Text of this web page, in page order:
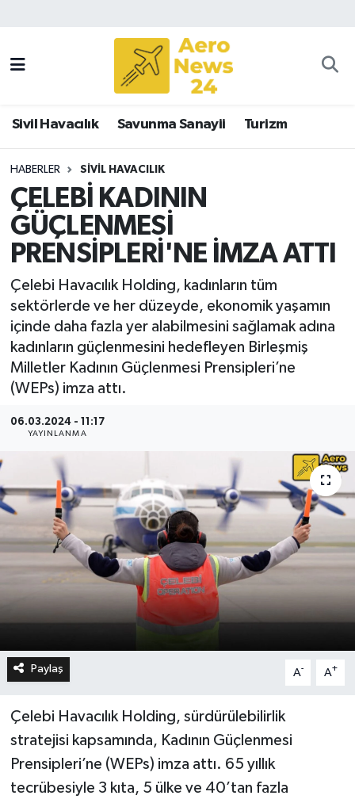
Sivil Havacılık Savunma Sanayii Turizm
HABERLER SIVIL HAVACILIK
ÇELEBİ KADININ
GÜÇLENMESİ
PRENSİPLERİ'NE İMZA ATTI
Çelebi Havacılık Holding, kadınların tüm
sektörlerde ve her düzeyde, ekonomik yaşamın
içinde daha fazla yer alabilmesini sağlamak adına
kadınların güçlenmesini hedefleyen Birleşmiş
Milletler Kadının Güçlenmesi Prensipleri’ne
(WEPs) imza attı.
06.03.2024 - 11:17
YAYINLANMA
Paylaş A- A+
Çelebi Havacılık Holding, sürdürülebilirlik
stratejisi kapsamında, Kadının Güçlenmesi
Prensipleri’ne (WEPs) imza attı. 65 yıllık
tecrübesiyle 3 kıta, 5 ülke ve 40’tan fazla